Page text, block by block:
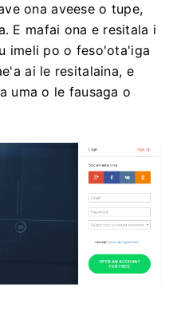
ona aveese o tupe,
E mafai ona e resitala i
imeli po o feso'ota'iga
ai le resitalaina, e
uma o le fausaga o